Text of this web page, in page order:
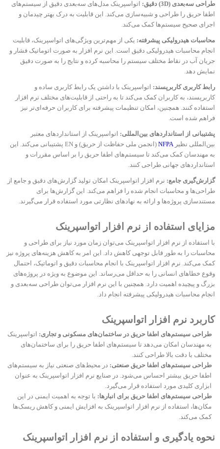
طراحی سه‌بعدی (3D) دقیق:
اتواسپرینک مدل‌های سه‌بعدی دقیق از سیستم‌های
اطفا حریق را طراحی و شبیه‌سازی می‌کند. این قابلیت به درک بهتر چیدمان و
اجرای صحیح سیستم‌ها کمک می‌کند.
محاسبات هیدرولیکی پیشرفته: یکی از مهم‌ترین ویژگی‌های اتواسپرینک، قابلیت
انجام محاسبات هیدرولیکی دقیق است. این نرم‌ افزار به صورت اتوماتیک فشار و
جریان آب در نقاط مختلف سیستم را محاسبه کرده و نتایج را به صورت دقیق
نمایش دهد.
رابط کاربری کاربرپسند: اتواسپرینک با داشتن یک رابط کاربری ساده و
کاربرپسند، به کاربران کمک می‌کند تا به راحتی از قابلیت‌های مختلف نرم‌ افزار
استفاده کنند. همچنین، امکان تنظیمات پیشرفته برای کاربران حرفه‌ای‌تر نیز
فراهم شده است.
پشتیبانی از استانداردهای بین‌المللی: اتواسپرینک از استانداردهای معتبر
بین‌المللی نظیرNFPA
(انجمن ملی حفاظت از حریق) و EN پشتیبانی می‌کند. این
به مهندسان کمک می‌کند تا سیستم‌های اطفا حریق را بر اساس مقررات و
استانداردهای جهانی طراحی کنند.
گزارش‌گیری جامع: نرم‌ افزار اتواسپرینک امکان تولید گزارش‌های دقیق و جامع از
طراحی‌ها و محاسبات انجام شده را فراهم می‌کند. این گزارش‌ها برای
مستندسازی پروژه‌ها و ارائه به نهادهای نظارتی مورد استفاده قرار می‌گیرند.
مزایای استفاده از نرم‌ افزار اتواسپرینک
با استفاده از نرم‌ افزار اتواسپرینک می‌توان زمان مورد نیاز برای طراحی و
محاسبات را به طور قابل توجهی کاهش داد. این امر به کاهش هزینه‌های پروژه نیز
کمک می‌کند. نرم افزار اتواسپرینک با انجام محاسبات دقیق و اتوماتیک، احتمال
وقوع خطاهای انسانی را به حداقل می‌رساند. این موضوع به ویژه در پروژه‌های
بزرگ و پیچیده اهمیت دارد. همچنین با این نرم افزار می‌توان طراحی سه‌بعدی و
انجام محاسبات هیدرولیکی پیشرفته انجام داد.
کاربرد نرم‌ افزار اتواسپرینک
طراحی سیستم‌های اطفا حریق در ساختمان‌های مسکونی و تجاری: اتواسپرینک
به مهندسان امکان می‌دهد تا سیستم‌های اطفا حریق را برای ساختمان‌های
مختلف با دقت بالا طراحی کنند.
طراحی سیستم‌های اطفا حریق صنعتی: در محیط‌های صنعتی نیاز به سیستم‌های
اطفا حریق بیشتر احساس می‌شود. در صنایع نرم افزار اتواسپرینک به عنوان
ابزاری کلیدی مورد استفاده قرار می‌گیرد.
طراحی سیستم‌های اطفا حریق برای انبارها: با توجه به اهمیت ایمنی در این
مکان‌ها، استفاده از نرم‌ افزار اتواسپرینک به افزایش ایمنی و کاهش ریسک‌ها
کمک می‌کند.
نحوه یادگیری و استفاده از نرم‌ افزار اتواسپرینک